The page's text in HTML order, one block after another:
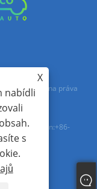
Ltd. Všechna práva
TIANYUjack Lin:+86-
X
nabídli
s